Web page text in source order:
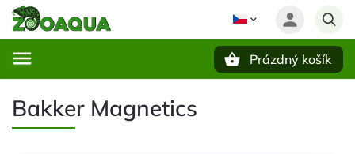
Prázdný košík
Bakker Magnetics